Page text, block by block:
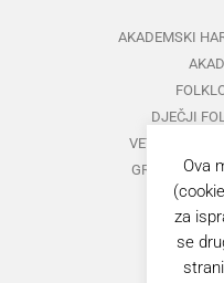
AKADEMSKI
DJEČJI
VETERANI
GRUPA ZA
MUŠKI
Ova
za
se